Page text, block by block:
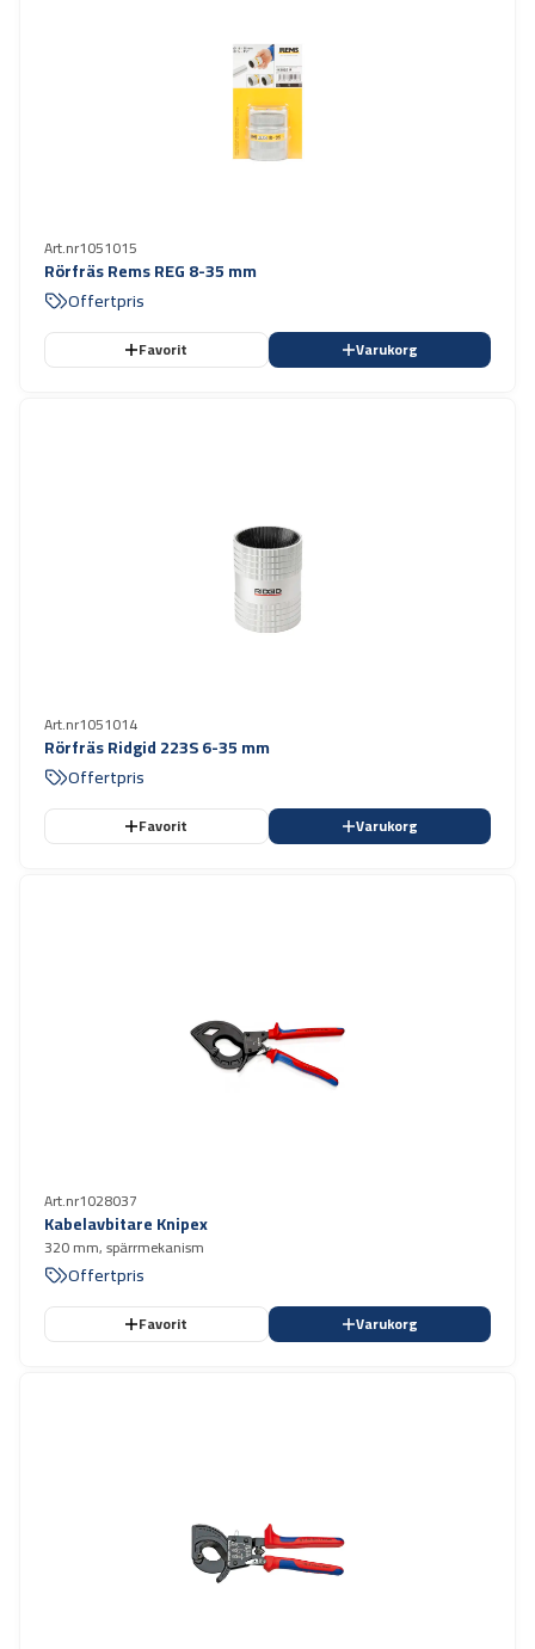
Art.nr1051015
Rörfräs Rems REG 8-35 mm
Offertpris
Favorit Varukorg
Art.nr1051014
Rörfräs Ridgid 223S 6-35 mm
Offertpris
Favorit Varukorg
Art.nr1028037
Kabelavbitare Knipex
320 mm, spärrmekanism
Offertpris
Favorit Varukorg